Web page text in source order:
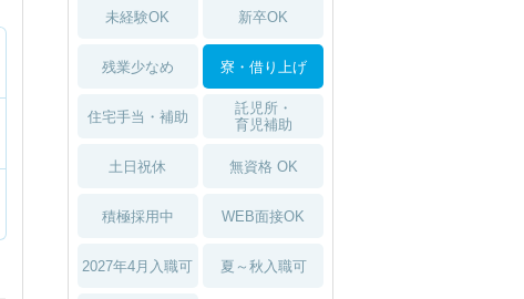
未経験OK 新卒OK
残業少なめ 寮・借り上げ
住宅手当・補助
託児所・
育児補助
土日祝休 無資格 OK
積極採用中 WEB面接OK
2027年4月入職可 夏～秋入職可